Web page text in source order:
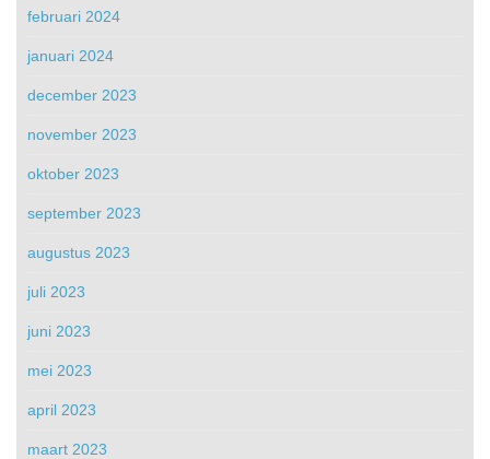
februari 2024
januari 2024
december 2023
november 2023
oktober 2023
september 2023
augustus 2023
juli 2023
juni 2023
mei 2023
april 2023
maart 2023